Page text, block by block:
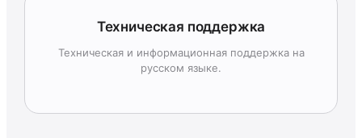
Техническая поддержка
Техническая и информационная поддержка на
русском языке.